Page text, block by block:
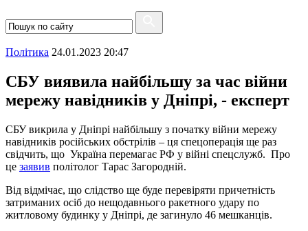
Полiтика 24.01.2023 20:47
СБУ виявила найбільшу за час війни
мережу навідників у Дніпрі, - експерт
СБУ викрила у Дніпрі найбільшу з початку війни мережу
навідників російських обстрілів – ця спецоперація ще раз
свідчить, що Україна перемагає РФ у війні спецслужб. Про
це заявив політолог Тарас Загородній.
Від відмічає, що слідство ще буде перевіряти причетність
затриманих осіб до нещодавнього ракетного удару по
житловому будинку у Дніпрі, де загинуло 46 мешканців.